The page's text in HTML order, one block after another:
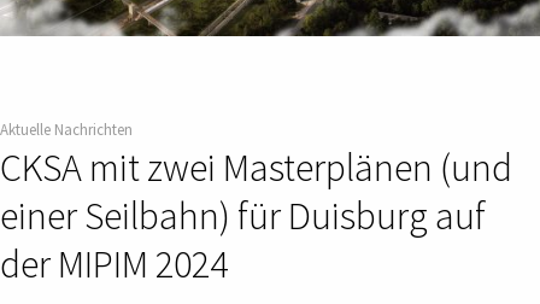
Aktuelle Nachrichten
CKSA mit zwei Masterplänen (und
einer Seilbahn) für Duisburg auf
der MIPIM 2024